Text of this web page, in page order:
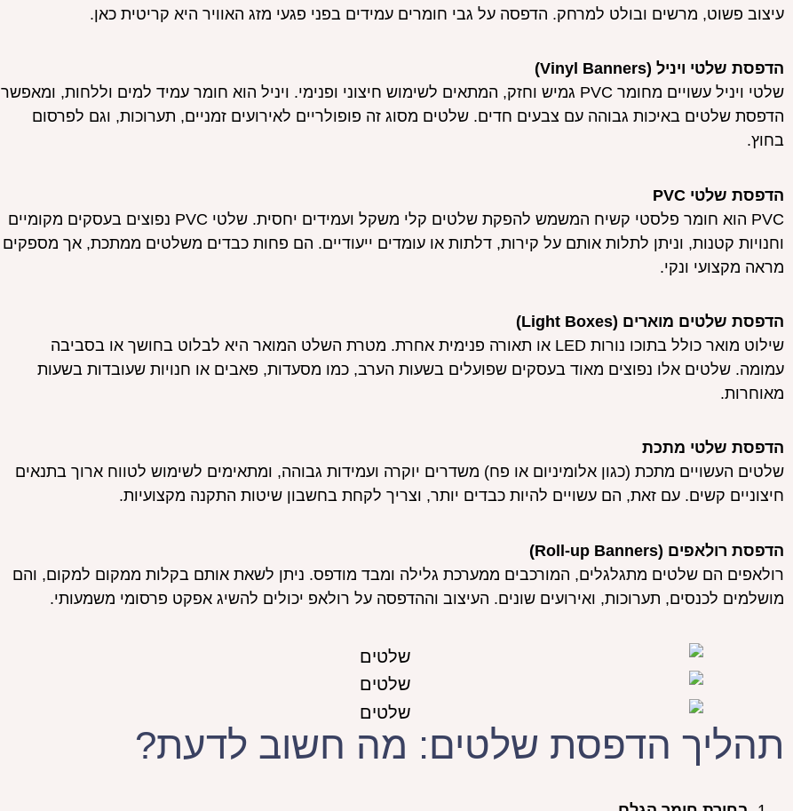
עיצוב פשוט, מרשים ובולט למרחק. הדפסה על גבי חומרים עמידים בפני פגעי מזג האוויר היא קריטית כאן.
הדפסת שלטי ויניל (Vinyl Banners)
שלטי ויניל עשויים מחומר PVC גמיש וחזק, המתאים לשימוש חיצוני ופנימי. ויניל הוא חומר עמיד למים וללחות, ומאפשר
הדפסת שלטים באיכות גבוהה עם צבעים חדים. שלטים מסוג זה פופולריים לאירועים זמניים, תערוכות, וגם לפרסום
בחוץ.
הדפסת שלטי PVC
PVC הוא חומר פלסטי קשיח המשמש להפקת שלטים קלי משקל ועמידים יחסית. שלטי PVC נפוצים בעסקים מקומיים
וחנויות קטנות, וניתן לתלות אותם על קירות, דלתות או עומדים ייעודיים. הם פחות כבדים משלטים ממתכת, אך מספקים
מראה מקצועי ונקי.
הדפסת שלטים מוארים (Light Boxes)
שילוט מואר כולל בתוכו נורות LED או תאורה פנימית אחרת. מטרת השלט המואר היא לבלוט בחושך או בסביבה
עמומה. שלטים אלו נפוצים מאוד בעסקים שפועלים בשעות הערב, כמו מסעדות, פאבים או חנויות שעובדות בשעות
מאוחרות.
הדפסת שלטי מתכת
שלטים העשויים מתכת (כגון אלומיניום או פח) משדרים יוקרה ועמידות גבוהה, ומתאימים לשימוש לטווח ארוך בתנאים
חיצוניים קשים. עם זאת, הם עשויים להיות כבדים יותר, וצריך לקחת בחשבון שיטות התקנה מקצועיות.
הדפסת רולאפים (Roll-up Banners)
רולאפים הם שלטים מתגלגלים, המורכבים ממערכת גלילה ומבד מודפס. ניתן לשאת אותם בקלות ממקום למקום, והם
מושלמים לכנסים, תערוכות, ואירועים שונים. העיצוב וההדפסה על רולאפ יכולים להשיג אפקט פרסומי משמעותי.
תהליך הדפסת שלטים: מה חשוב לדעת?